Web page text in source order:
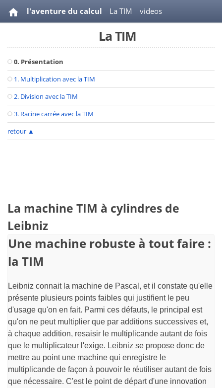
l'aventure du calcul La TIM videos
La TIM
0. Présentation
1. Multiplication avec la TIM
2. Division avec la TIM
3. Racine carrée avec la TIM
retour ▲
La machine TIM à cylindres de
Leibniz
Une machine robuste à tout faire :
la TIM
Leibniz connait la machine de Pascal, et il constate qu'elle
présente plusieurs points faibles qui justifient le peu
d'usage qu'on en fait. Parmi ces défauts, le principal est
qu'on ne peut multiplier que par additions successives et,
à chaque addition, resaisir le multiplicande autant de fois
que le multiplicateur l'exige. Leibniz se propose donc de
mettre au point une machine qui enregistre le
multiplicande de façon à pouvoir le réutiliser autant de fois
que nécessaire. C'est le point de départ d'une innovation